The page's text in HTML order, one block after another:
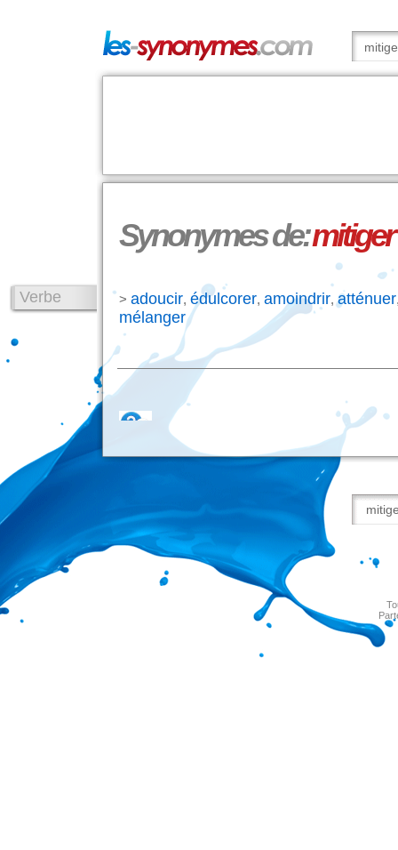
Synonymes de:mitiger
Verbe > adoucir, édulcorer, amoindrir,atténuer
mélanger